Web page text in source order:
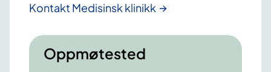
Kontakt Medisinsk klinikk
Oppmøtested